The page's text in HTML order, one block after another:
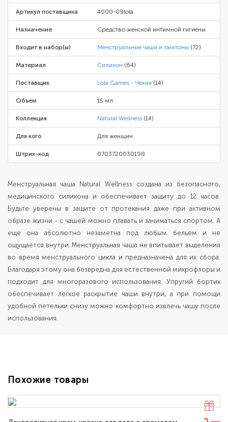
Артикул поставщика 4000-09lola
Назначение Средство женской интимной гигиены
Входит в набор(ы) Менструальные чаши и тампоны (72)
Материал Силикон (64)
Поставщик Lola Games - Чехия (14)
Объем 15 мл
Коллекция Natural Wellness (14)
Для кого Для женщин
Штрих-код 8703720030198
Менструальная чаша Natural Wellness создана из безопасного,
медицинского силикона и обеспечивает защиту до 12 часов.
Будьте уверены в защите от протекания даже при активном
образе жизни - с чашей можно плавать и заниматься спортом. А
еще она абсолютно незаметна под любым бельем и не
ощущается внутри. Менструальная чаша не впитывает выделения
во время менструального цикла и предназначена для их сбора.
Благодаря этому она безвредна для естественной микрофлоры и
подходит для многоразового использования. Упругий бортик
обеспечивает легкое раскрытие чаши внутри, а при помощи
удобной петельки снизу можно комфортно извлечь чашу после
использования.
Похожие товары